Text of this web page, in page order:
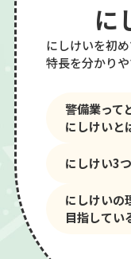
に
にしけいを初
特長を分かり
警備業って
にしけいと
にしけい3
にしけいの
目指してい